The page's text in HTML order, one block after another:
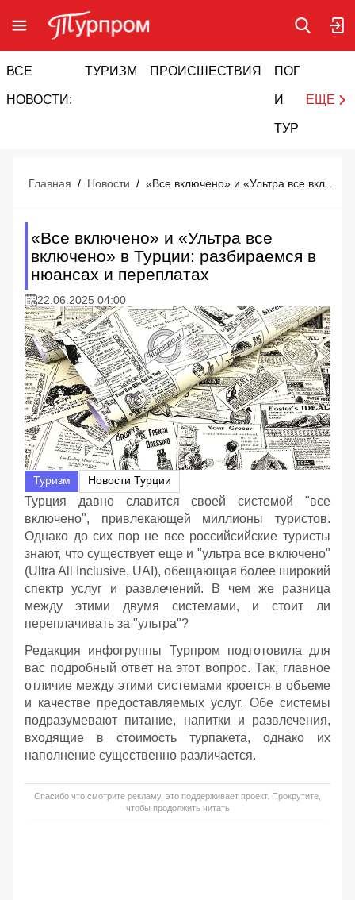
ВСЕ
НОВОСТИ:
ТУРИЗМ ПРОИСШЕСТВИЯ ПОГОДА
И
ТУРИЗМ
ЕЩЕ
Главная / Новости /
«Все включено» и «Ультра все
включено» в Турции: разбираемся в
нюансах и переплатах
22.06.2025 04:00
Туризм Новости Турции
Турция давно славится своей системой "все
включено", привлекающей миллионы туристов.
Однако до сих пор не все российсийские туристы
знают, что существует еще и "ультра все включено"
(Ultra All Inclusive, UAI), обещающая более широкий
спектр услуг и развлечений. В чем же разница
между этими двумя системами, и стоит ли
переплачивать за "ультра"?
Редакция инфогруппы Турпром подготовила для
вас подробный ответ на этот вопрос. Так, главное
отличие между этими системами кроется в объеме
и качестве предоставляемых услуг. Обе системы
подразумевают питание, напитки и развлечения,
входящие в стоимость турпакета, однако их
наполнение существенно различается.
Спасибо что смотрите рекламу, это поддерживает проект. Прокрутите,
чтобы продолжить читать